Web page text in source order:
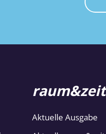
Aktuelle Ausgabe